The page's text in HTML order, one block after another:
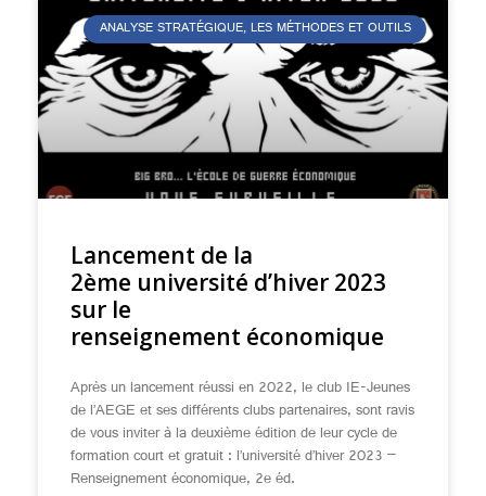
ANALYSE STRATÉGIQUE, LES MÉTHODES ET OUTILS
Lancement de la
2ème université d’hiver 2023
sur le
renseignement économique
Après un lancement réussi en 2022, le club IE-Jeunes
de l’AEGE et ses différents clubs partenaires, sont ravis
de vous inviter à la deuxième édition de leur cycle de
formation court et gratuit : l’université d’hiver 2023 –
Renseignement économique, 2e éd.